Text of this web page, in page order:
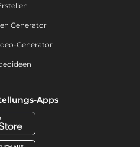
Generator
Generator
Apps